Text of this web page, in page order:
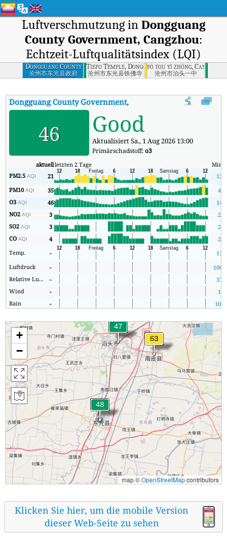
Luftverschmutzung in Dongguang
County Government, Cangzhou:
Echtzeit-Luftqualitätsindex (LQI)
Dongguang County
Government,
Cangzhou
沧州市东光县政府
Tiefo Temple, Dongguang County, Cangzhou
沧州市东光县铁佛寺
pō tou yī zhōng, Cangzhou
沧州市泊头一中
Dongguang County Government, Cangzhou :Dongguang
46 Good
Aktualisiert Sa., 1 Aug 2026 13:00
Primärschadstoff:o3
aktuellletzten 2 Tage
PM2.5AQI 21
13
PM10AQI 35
4
O3AQI 46
14
NO2AQI 3
2
SO2AQI 3
2
COAQI 4
2
Temp.
-
13
Luftdruck
-
1009
Relative Luftfeuchtigkeit
-
37
Wind
-
1
Rain
- 100
+
−
map ©OpenStreetMapcontributors
Klicken Sie hier, um die mobile Version
dieser Web-Seite zu sehen